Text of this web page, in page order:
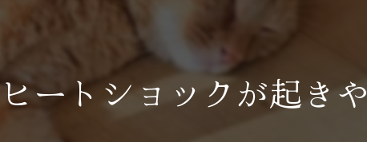
ヒートショックが起き